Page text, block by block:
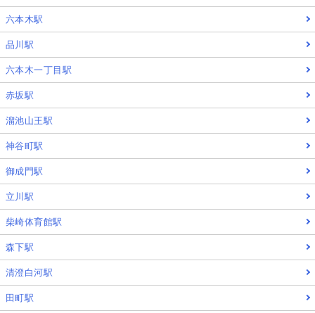
六本木駅
品川駅
六本木一丁目駅
赤坂駅
溜池山王駅
神谷町駅
御成門駅
立川駅
柴崎体育館駅
森下駅
清澄白河駅
田町駅